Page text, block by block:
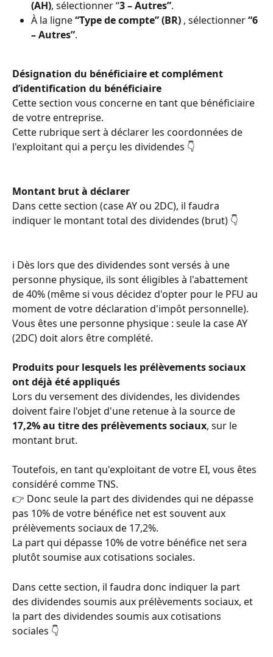
(AH), sélectionner “3 – Autres”.
À la ligne “Type de compte” (BR) , sélectionner “6
– Autres”.
Désignation du bénéficiaire et complément
d’identification du bénéficiaire
Cette section vous concerne en tant que bénéficiaire
de votre entreprise.
Cette rubrique sert à déclarer les coordonnées de
l'exploitant qui a perçu les dividendes 👇
Montant brut à déclarer
Dans cette section (case AY ou 2DC), il faudra
indiquer le montant total des dividendes (brut) 👇
ℹ️ Dès lors que des dividendes sont versés à une
personne physique, ils sont éligibles à l'abattement
de 40% (même si vous décidez d'opter pour le PFU au
moment de votre déclaration d'impôt personnelle).
Vous êtes une personne physique : seule la case AY
(2DC) doit alors être complété.
Produits pour lesquels les prélèvements sociaux
ont déjà été appliqués
Lors du versement des dividendes, les dividendes
doivent faire l'objet d'une retenue à la source de
17,2% au titre des prélèvements sociaux, sur le
montant brut.
Toutefois, en tant qu'exploitant de votre EI, vous êtes
considéré comme TNS.
👉 Donc seule la part des dividendes qui ne dépasse
pas 10% de votre bénéfice net est souvent aux
prélèvements sociaux de 17,2%.
La part qui dépasse 10% de votre bénéfice net sera
plutôt soumise aux cotisations sociales.
Dans cette section, il faudra donc indiquer la part
des dividendes soumis aux prélèvements sociaux, et
la part des dividendes soumis aux cotisations
sociales 👇